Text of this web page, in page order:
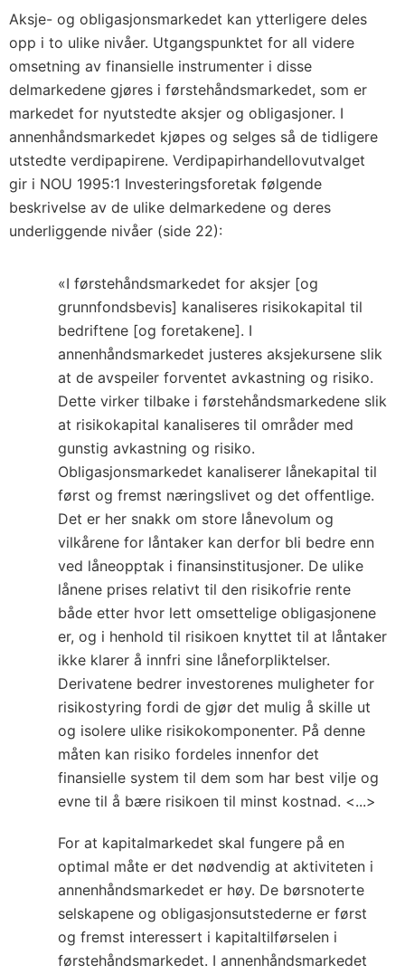
Aksje- og obligasjonsmarkedet kan ytterligere deles
opp i to ulike nivåer. Utgangspunktet for all videre
omsetning av finansielle instrumenter i disse
delmarkedene gjøres i førstehåndsmarkedet, som er
markedet for nyutstedte aksjer og obligasjoner. I
annenhåndsmarkedet kjøpes og selges så de tidligere
utstedte verdipapirene. Verdipapirhandellovutvalget
gir i NOU 1995:1 Investeringsforetak følgende
beskrivelse av de ulike delmarkedene og deres
underliggende nivåer (side 22):
«I førstehåndsmarkedet for aksjer [og
grunnfondsbevis] kanaliseres risikokapital til
bedriftene [og foretakene]. I
annenhåndsmarkedet justeres aksjekursene slik
at de avspeiler forventet avkastning og risiko.
Dette virker tilbake i førstehåndsmarkedene slik
at risikokapital kanaliseres til områder med
gunstig avkastning og risiko.
Obligasjonsmarkedet kanaliserer lånekapital til
først og fremst næringslivet og det offentlige.
Det er her snakk om store lånevolum og
vilkårene for låntaker kan derfor bli bedre enn
ved låneopptak i finansinstitusjoner. De ulike
lånene prises relativt til den risikofrie rente
både etter hvor lett omsettelige obligasjonene
er, og i henhold til risikoen knyttet til at låntaker
ikke klarer å innfri sine låneforpliktelser.
Derivatene bedrer investorenes muligheter for
risikostyring fordi de gjør det mulig å skille ut
og isolere ulike risikokomponenter. På denne
måten kan risiko fordeles innenfor det
finansielle system til dem som har best vilje og
evne til å bære risikoen til minst kostnad. <...>
For at kapitalmarkedet skal fungere på en
optimal måte er det nødvendig at aktiviteten i
annenhåndsmarkedet er høy. De børsnoterte
selskapene og obligasjonsutstederne er først
og fremst interessert i kapitaltilførselen i
førstehåndsmarkedet. I annenhåndsmarkedet